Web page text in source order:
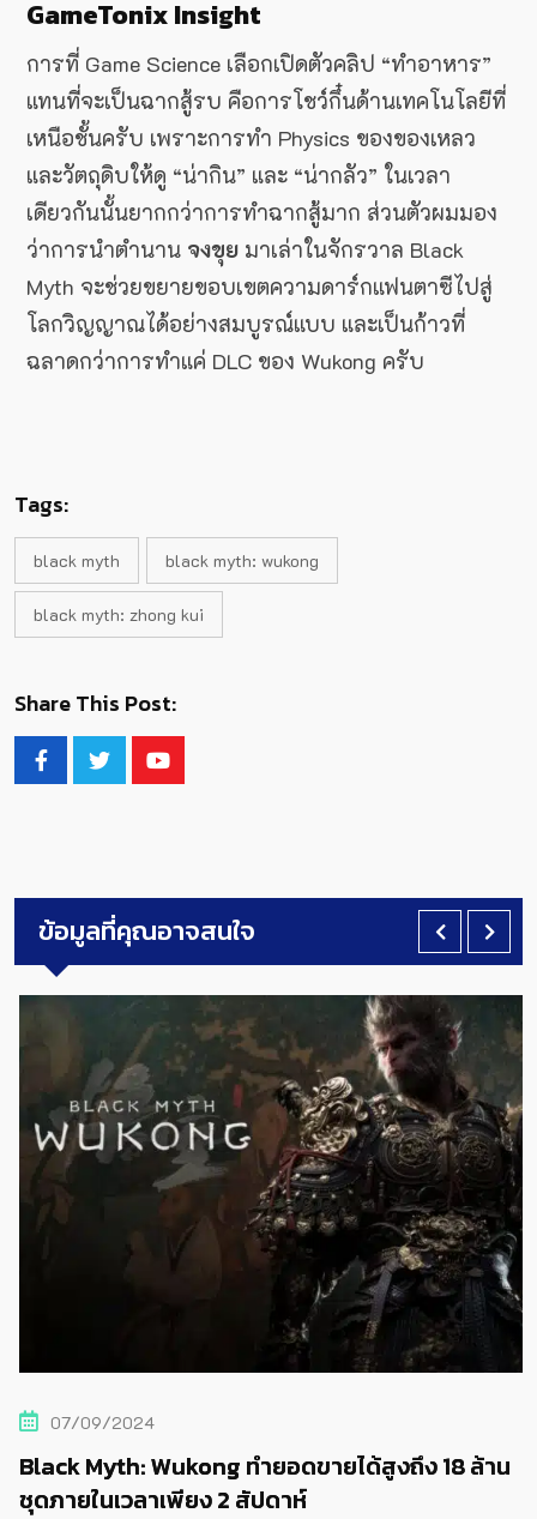
GameTonix Insight
การที่ Game Science เลือกเปิดตัวคลิป “ทำอาหาร”
แทนที่จะเป็นฉากสู้รบ คือการโชว์กึ๋นด้านเทคโนโลยีที่
เหนือชั้นครับ เพราะการทำ Physics ของของเหลว
และวัตถุดิบให้ดู “น่ากิน” และ “น่ากลัว” ในเวลา
เดียวกันนั้นยากกว่าการทำฉากสู้มาก ส่วนตัวผมมอง
ว่าการนำตำนาน จงขุย มาเล่าในจักรวาล Black
Myth จะช่วยขยายขอบเขตความดาร์กแฟนตาซีไปสู่
โลกวิญญาณได้อย่างสมบูรณ์แบบ และเป็นก้าวที่
ฉลาดกว่าการทำแค่ DLC ของ Wukong ครับ
Tags:
black myth black myth: wukong
black myth: zhong kui
Share This Post:
ข้อมูลที่คุณอาจสนใจ
07/09/2024
Black Myth: Wukong ทำยอดขายได้สูงถึง 18 ล้าน
ชุดภายในเวลาเพียง 2 สัปดาห์